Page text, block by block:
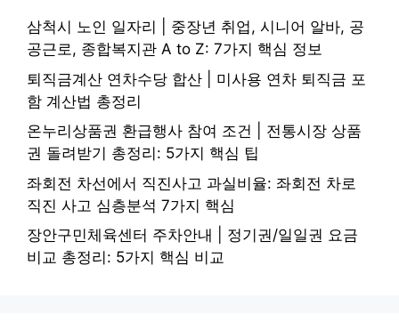
삼척시 노인 일자리 | 중장년 취업, 시니어 알바, 공
공근로, 종합복지관 A to Z: 7가지 핵심 정보
퇴직금계산 연차수당 합산 | 미사용 연차 퇴직금 포
함 계산법 총정리
온누리상품권 환급행사 참여 조건 | 전통시장 상품
권 돌려받기 총정리: 5가지 핵심 팁
좌회전 차선에서 직진사고 과실비율: 좌회전 차로
직진 사고 심층분석 7가지 핵심
장안구민체육센터 주차안내 | 정기권/일일권 요금
비교 총정리: 5가지 핵심 비교